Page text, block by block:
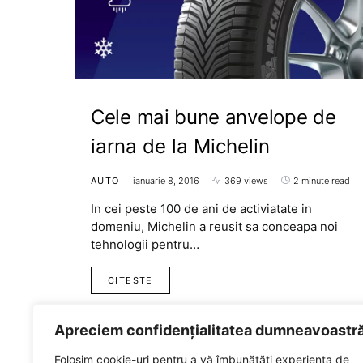
Apreciem confidențialitatea
Folosim cookie-uri pentru a vă îmbunătăți experiența de
Cele mai bune anvelope de
iarna de la Michelin
AUTO ianuarie 8, 2016 369 views 2 minute read
In cei peste 100 de ani de activiatate in
domeniu, Michelin a reusit sa conceapa noi
tehnologii pentru…
CITESTE